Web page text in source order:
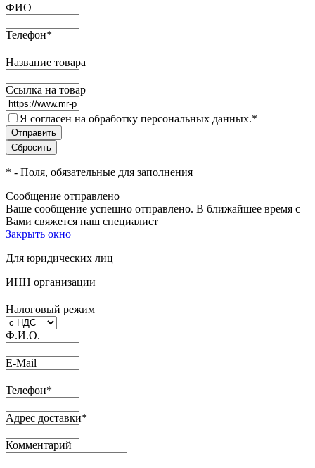
ФИО
Телефон*
Название товара
Ссылка на товар
Я согласен на обработку персональных данных.*
* - Поля, обязательные для заполнения
Сообщение отправлено
Ваше сообщение успешно отправлено. В ближайшее время с
Вами свяжется наш специалист
Закрыть окно
Для юридических лиц
ИНН организации
Налоговый режим
Ф.И.О.
E-Mail
Телефон*
Адрес доставки*
Комментарий